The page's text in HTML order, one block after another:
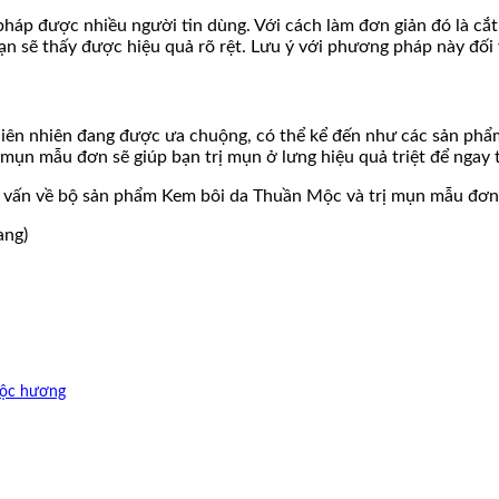
được nhiều người tin dùng. Với cách làm đơn giản đó là
sẽ thấy được hiệu quả rõ rệt. Lưu ý với phương pháp này
nhiên đang được ưa chuộng, có thể kể đến như các sản
mẫu đơn sẽ giúp bạn trị mụn ở lưng hiệu quả triệt để ngay
về bộ sản phẩm Kem bôi da Thuần Mộc và trị mụn mẫu
hương